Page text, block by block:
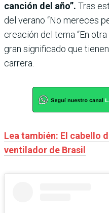
canción del año”. Tras
del verano “No mereces
creación del tema “En
gran significado que
carrera.
Lea también: El cabello
ventilador de Brasil